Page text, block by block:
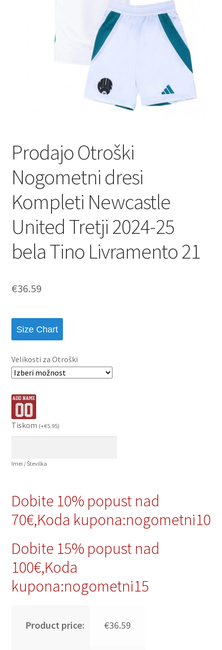
Prodajo Otroški
Nogometni dresi
Kompleti Newcastle
United Tretji 2024-25
bela Tino Livramento 21
€36.59
Size Chart
Velikosti za Otroški
Tiskom (+€5.95)
Imei / Številka
Dobite 10% popust nad
70€,Koda kupona:nogometni10
Dobite 15% popust nad
100€,Koda
kupona:nogometni15
Product price: €36.59